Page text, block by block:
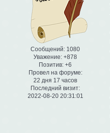
Сообщений: 1080
Уважение: +878
Позитив: +6
Провел на форуме:
22 дня 17 часов
Последний визит:
2022-08-20 20:31:01